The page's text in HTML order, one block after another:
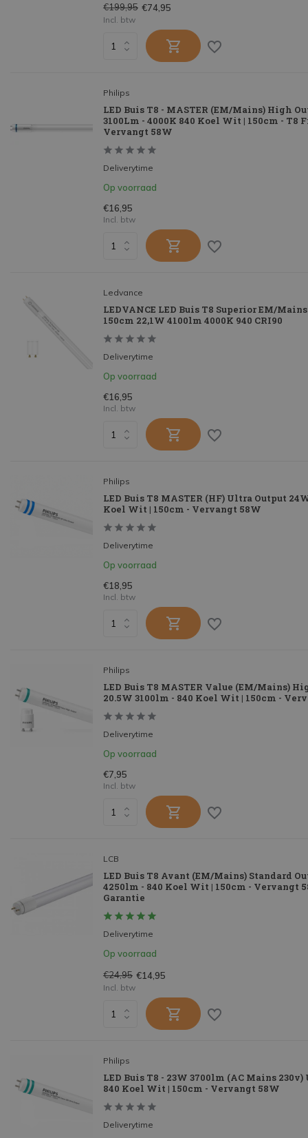
€199,95 €74,95
Incl. btw
Philips
LED Buis T8 - MASTER (EM/Mains) High
3100Lm - 4000K 840 Koel Wit | 150cm - T8
Vervangt 58W
Deliverytime
Op voorraad
€16,95
Incl. btw
Ledvance
LEDVANCE LED Buis T8 Superior EM/
150cm 22,1W 4100lm 4000K 940 CRI90
Deliverytime
Op voorraad
€16,95
Incl. btw
Philips
LED Buis T8 MASTER (HF) Ultra Output
Koel Wit | 150cm - Vervangt 58W
Deliverytime
Op voorraad
€18,95
Incl. btw
Philips
LED Buis T8 MASTER Value (EM/Mains)
20.5W 3100lm - 840 Koel Wit | 150cm -
Deliverytime
Op voorraad
€7,95
Incl. btw
LCB
LED Buis T8 Avant (EM/Mains) Standard
4250lm - 840 Koel Wit | 150cm - Vervangt
Garantie
Deliverytime
Op voorraad
€24,95 €14,95
Incl. btw
Philips
LED Buis T8 - 23W 3700lm (AC Mains
840 Koel Wit | 150cm - Vervangt 58W
Deliverytime